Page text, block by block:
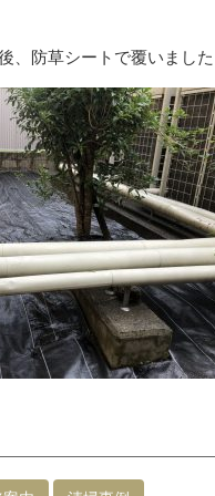
、防草シートで覆いまし